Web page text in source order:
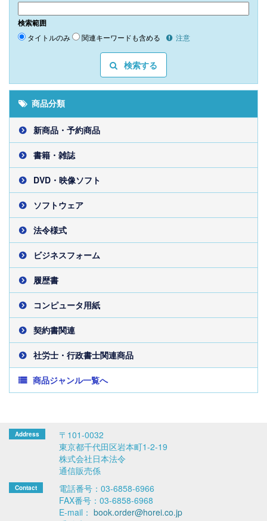
検索範囲
タイトルのみ 関連キーワードも含める 注意
検索する
商品分類
新商品・予約商品
書籍・雑誌
DVD・映像ソフト
ソフトウェア
法令様式
ビジネスフォーム
履歴書
コンピュータ用紙
契約書関連
社労士・行政書士関連商品
商品ジャンル一覧へ
〒101-0032
東京都千代田区岩本町1-2-19
株式会社日本法令
通信販売係
電話番号：03-6858-6966
FAX番号：03-6858-6968
E-mail： book.order@horei.co.jp